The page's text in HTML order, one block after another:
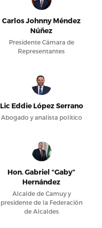
Carlos Johnny Méndez
Núñez
Presidente Cámara de
Representantes
Lic Eddie López Serrano
Abogado y analista político
Hon. Gabriel “Gaby”
Hernández
Alcalde de Camuy y
presidente de la Federación
de Alcaldes